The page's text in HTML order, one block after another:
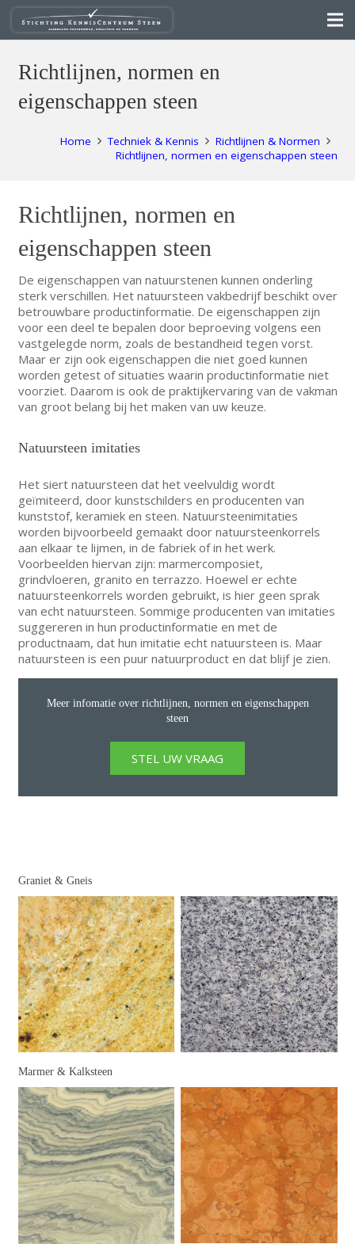
Richtlijnen, normen en
eigenschappen steen
Home Techniek & Kennis
Richtlijnen & Normen
Richtlijnen, normen en eigenschappen steen
Richtlijnen, normen en
eigenschappen steen
De eigenschappen van natuurstenen kunnen onderling
sterk verschillen. Het natuursteen vakbedrijf beschikt over
betrouwbare productinformatie. De eigenschappen zijn
voor een deel te bepalen door beproeving volgens een
vastgelegde norm, zoals de bestandheid tegen vorst.
Maar er zijn ook eigenschappen die niet goed kunnen
worden getest of situaties waarin productinformatie niet
voorziet. Daarom is ook de praktijkervaring van de vakman
van groot belang bij het maken van uw keuze.
Natuursteen imitaties
Het siert natuursteen dat het veelvuldig wordt
geïmiteerd, door kunstschilders en producenten van
kunststof, keramiek en steen. Natuursteenimitaties
worden bijvoorbeeld gemaakt door natuursteenkorrels
aan elkaar te lijmen, in de fabriek of in het werk.
Voorbeelden hiervan zijn: marmercomposiet,
grindvloeren, granito en terrazzo. Hoewel er echte
natuursteenkorrels worden gebruikt, is hier geen sprak
van echt natuursteen. Sommige producenten van imitaties
suggereren in hun productinformatie en met de
productnaam, dat hun imitatie echt natuursteen is. Maar
natuursteen is een puur natuurproduct en dat blijf je zien.
Meer infomatie over richtlijnen, normen en eigenschappen
steen
STEL UW VRAAG
Graniet & Gneis
Marmer & Kalksteen